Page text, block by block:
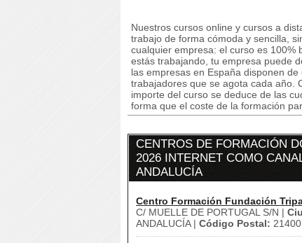
Nuestros cursos online y cursos a
trabajo de forma cómoda y sencilla,
cualquier empresa: el curso es 100%
estás trabajando, tu empresa puede
las empresas en España disponen
trabajadores que se agota cada año.
importe del curso se deduce de las
forma que el coste de la formación
CENTROS DE FORMACIÓN
2026 INTERNET COMO
ANDALUCÍA
Centro Formación Fundación
C/ MUELLE DE PORTUGAL S/N |
ANDALUCÍA | Código Postal: 21400